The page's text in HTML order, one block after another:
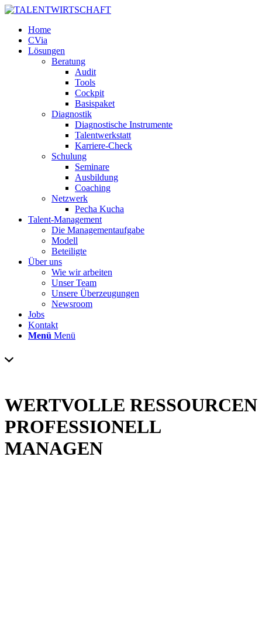
Home
CVia
Lösungen
Beratung
Audit
Tools
Cockpit
Basispaket
Diagnostik
Diagnostische Instrumente
Talentwerkstatt
Karriere-Check
Schulung
Seminare
Ausbildung
Coaching
Netzwerk
Pecha Kucha
Talent-Management
Die Managementaufgabe
Modell
Beteiligte
Über uns
Wie wir arbeiten
Unser Team
Unsere Überzeugungen
Newsroom
Jobs
Kontakt
Menü Menü
WERTVOLLE RESSOURCEN
PROFESSIONELL
MANAGEN